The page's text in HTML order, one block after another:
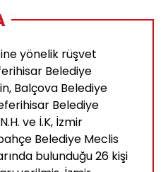
yönelik rüşvet
Belediye
Balçova Belediye
Belediye
ve İ.K, İzmir
Belediye Meclis
bulunduğu 26 kişi